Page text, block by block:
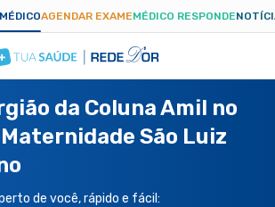
AGENDAR EXAMEMÉDICO RESPONDE
da Coluna Amil no
São Luiz
de você, rápido e fácil: